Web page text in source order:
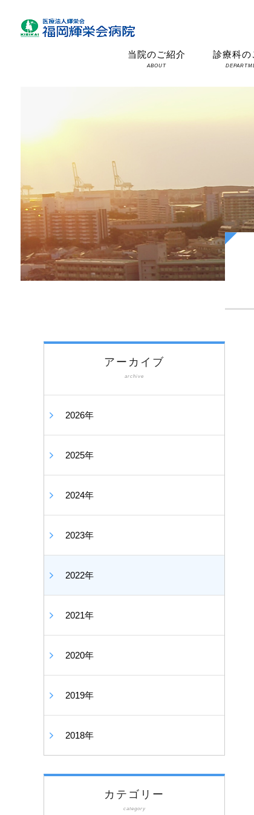
診療科の
当院のご紹介
ABOUT
アーカイブ
archive
2026年
2025年
2024年
2023年
2022年
2021年
2020年
2019年
2018年
カテゴリー
category